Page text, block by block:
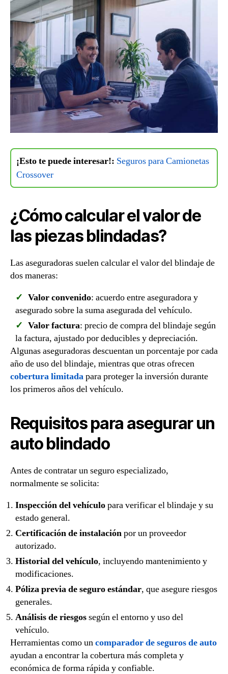
¡Esto te puede interesar!: Seguros para Camionetas
Crossover
¿Cómo calcular el valor de
las piezas blindadas?
Las aseguradoras suelen calcular el valor del blindaje de
dos maneras:
Valor convenido: acuerdo entre aseguradora y
asegurado sobre la suma asegurada del vehículo.
Valor factura: precio de compra del blindaje según
la factura, ajustado por deducibles y depreciación.
Algunas aseguradoras descuentan un porcentaje por cada
año de uso del blindaje, mientras que otras ofrecen
cobertura limitadapara proteger la inversión durante
los primeros años del vehículo.
Requisitos para asegurar un
auto blindado
Antes de contratar un seguro especializado,
normalmente se solicita:
Inspección del vehículopara verificar el blindaje y su
estado general.
Certificación de instalaciónpor un proveedor
autorizado.
Historial del vehículo, incluyendo mantenimiento y
modificaciones.
Póliza previa de seguro estándar, que asegure riesgos
generales.
Análisis de riesgossegún el entorno y uso del
vehículo.
Herramientas como uncomparador de seguros de auto
ayudan a encontrar la cobertura más completa y
económica de forma rápida y confiable.